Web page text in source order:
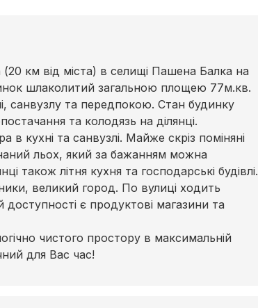
км від міста) в селищі Пашена Балка на
шлаколитий загальною площею 77м.кв.
санвузлу та передпокою. Стан будинку
та колодязь на ділянці.
кухні та санвузлі. Майже скріз поміняні
льох, який за бажанням можна
також літня кухня та господарські будівлі.
великий город. По вулиці ходить
є продуктові магазини та
чистого простору в максимальній
для Вас час!